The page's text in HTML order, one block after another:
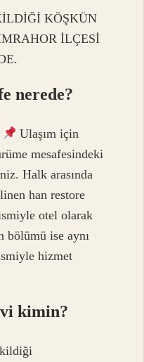
KÖŞKÜN
İLÇESİ
nerede?
Ulaşım için
mesafesindeki
Halk arasında
han restore
otel olarak
bölümü ise aynı
hizmet
kimin?